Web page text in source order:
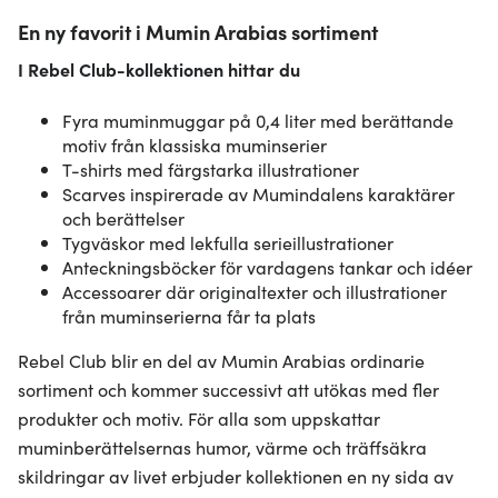
En ny favorit i Mumin Arabias sortiment
I Rebel Club-kollektionen hittar du
Fyra muminmuggar på 0,4 liter med berättande
motiv från klassiska muminserier
T-shirts med färgstarka illustrationer
Scarves inspirerade av Mumindalens karaktärer
och berättelser
Tygväskor med lekfulla serieillustrationer
Anteckningsböcker för vardagens tankar och idéer
Accessoarer där originaltexter och illustrationer
från muminserierna får ta plats
Rebel Club blir en del av Mumin Arabias ordinarie
sortiment och kommer successivt att utökas med fler
produkter och motiv. För alla som uppskattar
muminberättelsernas humor, värme och träffsäkra
skildringar av livet erbjuder kollektionen en ny sida av